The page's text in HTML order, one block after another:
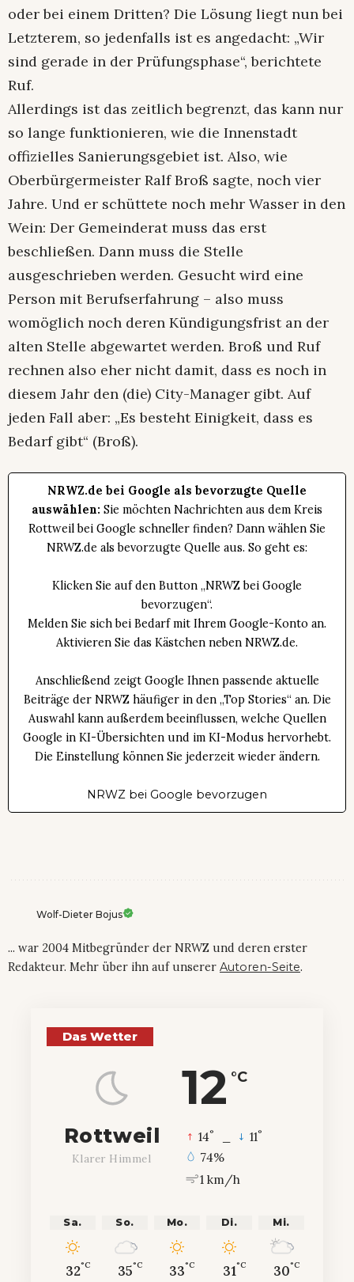
oder bei einem Dritten? Die Lösung liegt nun bei
Letzterem, so jedenfalls ist es angedacht: „Wir
sind gerade in der Prüfungsphase“, berichtete
Ruf.
Allerdings ist das zeitlich begrenzt, das kann nur
so lange funktionieren, wie die Innenstadt
offizielles Sanierungsgebiet ist. Also, wie
Oberbürgermeister Ralf Broß sagte, noch vier
Jahre. Und er schüttete noch mehr Wasser in den
Wein: Der Gemeinderat muss das erst
beschließen. Dann muss die Stelle
ausgeschrieben werden. Gesucht wird eine
Person mit Berufserfahrung – also muss
womöglich noch deren Kündigungsfrist an der
alten Stelle abgewartet werden. Broß und Ruf
rechnen also eher nicht damit, dass es noch in
diesem Jahr den (die) City-Manager gibt. Auf
jeden Fall aber: „Es besteht Einigkeit, dass es
Bedarf gibt“ (Broß).
NRWZ.de bei Google als bevorzugte Quelle
auswählen: Sie möchten Nachrichten aus dem Kreis
Rottweil bei Google schneller finden? Dann wählen Sie
NRWZ.de als bevorzugte Quelle aus. So geht es:
Klicken Sie auf den Button „NRWZ bei Google
bevorzugen“.
Melden Sie sich bei Bedarf mit Ihrem Google-Konto an.
Aktivieren Sie das Kästchen neben NRWZ.de.
Anschließend zeigt Google Ihnen passende aktuelle
Beiträge der NRWZ häufiger in den „Top Stories“ an. Die
Auswahl kann außerdem beeinflussen, welche Quellen
Google in KI-Übersichten und im KI-Modus hervorhebt.
Die Einstellung können Sie jederzeit wieder ändern.
NRWZ bei Google bevorzugen
Wolf-Dieter Bojus
... war 2004 Mitbegründer der NRWZ und deren erster
Redakteur. Mehr über ihn auf unserer Autoren-Seite.
Das Wetter
12 °C
Rottweil
Klarer Himmel
14° 11°
74%
1 km/h
Sa.
32°C
So.
35°C
Mo.
33°C
Di.
31°C
Mi.
30°C